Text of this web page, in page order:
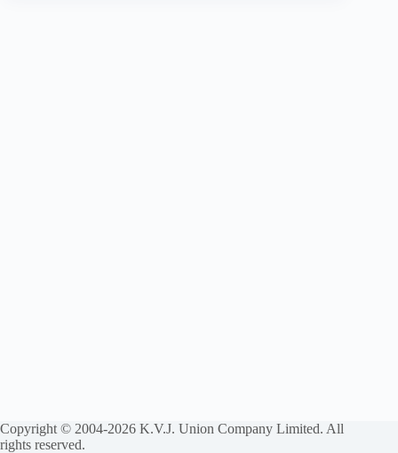
Copyright © 2004-2026 K.V.J. Union Company Limited. All
rights reserved.